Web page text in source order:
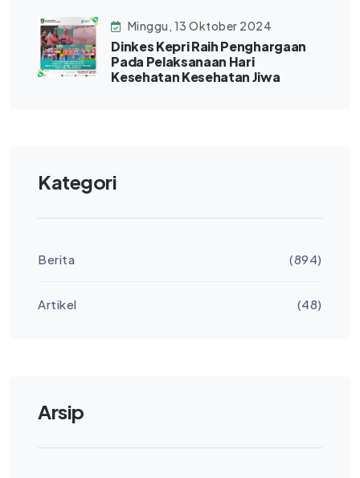
Minggu, 13 Oktober 2024
Dinkes Kepri Raih Penghargaan
Pada Pelaksanaan Hari
Kesehatan Kesehatan Jiwa
Kategori
Berita (894)
Artikel (48)
Arsip